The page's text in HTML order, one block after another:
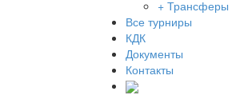
+ Трансферы
Все турниры
КДК
Документы
Контакты